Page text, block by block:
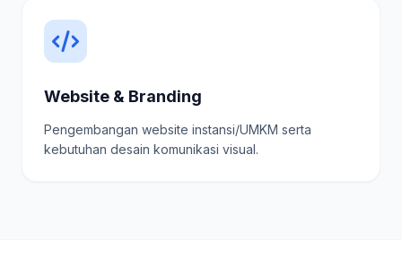
Website & Branding
Pengembangan website instansi/UMKM serta
kebutuhan desain komunikasi visual.